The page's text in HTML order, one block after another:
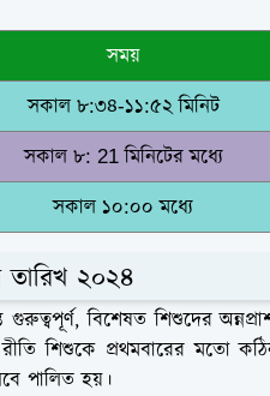
সময়
সকাল ৮:৩৪-১১:৫২ মিনিট
সকাল ৮: 21 মিনিটের মধ্যে
সকাল ১০:০০ মধ্যে
তারিখ ২০২৪
গুরুত্বপূর্ণ, বিশেষত শিশুদের
রীতি শিশুকে প্রথমবারের মতো
পালিত হয়।